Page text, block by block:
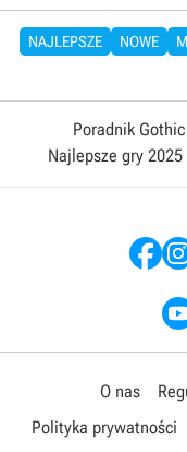
NAJLEPSZE NOWE
Poradnik
Najlepsze gry 2025
O nas
Polityka prywatności